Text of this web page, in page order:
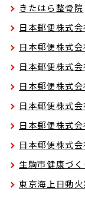
きたはら整骨院
日本郵便株式
日本郵便株式
日本郵便株式
日本郵便株式
日本郵便株式
日本郵便株式
日本郵便株式
生駒市健康づ
東京海上日動